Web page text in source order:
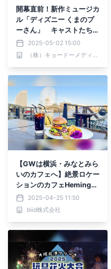
開幕直前！新作ミュージカ
ル「ディズニー くまのプ
ーさん」 キャストたちが
語る見どころ プーさん
役の養田陸矢さん＆ピグレ
ット役の新田恵海さんのイ
2025-05-02 15:00
（株）キョードーメディアス
【GWは横浜・みなとみら
いのカフェへ】絶景ロケー
ションのカフェHemingw
ay横浜にて、5月1日(木)
より、新メニュー『Hemi
ngway Burger(ヘミング
を開始いたします！
2025-04-25 11:50
biid株式会社